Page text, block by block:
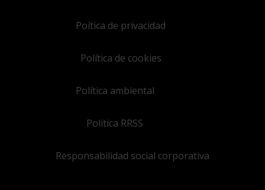
Poítica de privacidad
Política de cookies
Política ambiental
Política RRSS
Responsabilidad social corporativa